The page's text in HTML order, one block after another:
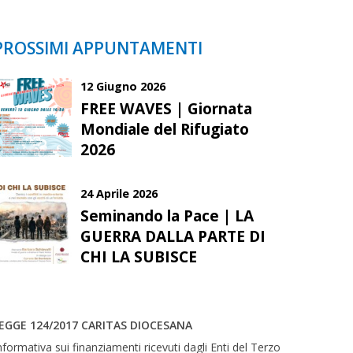
APPUNTAMENTI
12 Giugno 2026
FREE WAVES | Giornata
Mondiale del Rifugiato
2026
24 Aprile 2026
Seminando la Pace | LA
GUERRA DALLA PARTE DI
CHI LA SUBISCE
124/2017 CARITAS DIOCESANA
sui finanziamenti ricevuti dagli Enti del Terzo